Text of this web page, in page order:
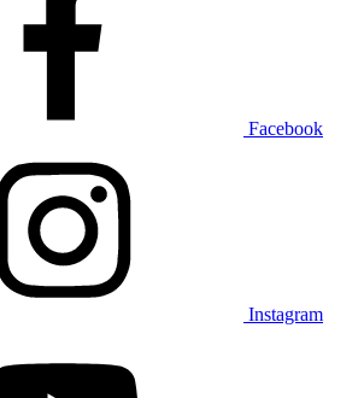
Facebook
Instagram